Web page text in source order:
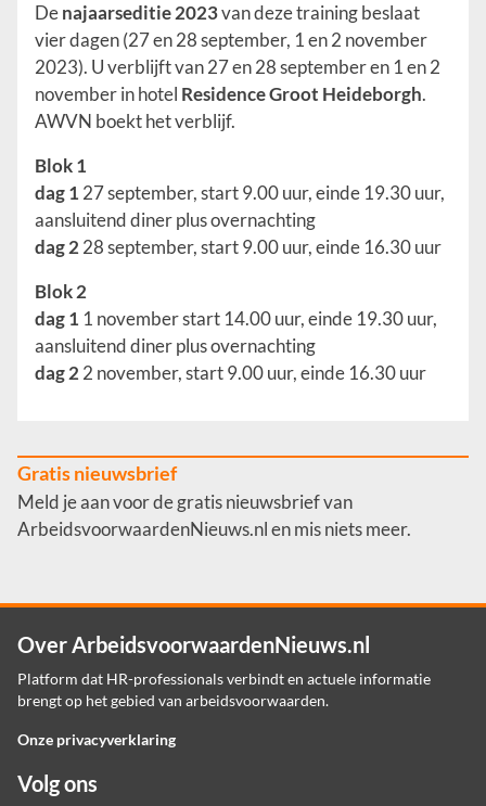
Denajaarseditie 2023van deze training beslaat
vier dagen (27 en 28 september, 1 en 2 november
2023). U verblijft van 27 en 28 september en 1 en 2
november in hotel Residence Groot Heideborgh.
AWVN boekt het verblijf.
Blok 1
dag 1 27 september, start 9.00 uur, einde 19.30 uur,
aansluitend diner plus overnachting
dag 228 september, start 9.00 uur, einde 16.30 uur
Blok 2
dag 1 1 november start 14.00 uur, einde 19.30 uur,
aansluitend diner plus overnachting
dag 22 november, start 9.00 uur, einde 16.30 uur
Gratis nieuwsbrief
Meld je aan voor de gratis nieuwsbrief van
ArbeidsvoorwaardenNieuws.nl en mis niets meer.
Over ArbeidsvoorwaardenNieuws.nl
Platform dat HR-professionals verbindt en actuele informatie
brengt op het gebied van arbeidsvoorwaarden.
Onze privacyverklaring
Volg ons